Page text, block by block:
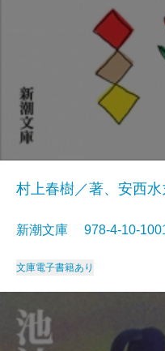
村上春樹／著、安西
新潮文庫 978-4-10-
文庫電子書籍あり